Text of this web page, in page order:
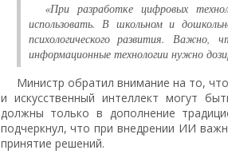
«При разработке цифровых
использовать. В школьном и
психологического развития.
информационные технологии нужно
Министр обратил внимание на то,
и искусственный интеллект могут
должны только в дополнение
подчеркнул, что при внедрении ИИ
принятие решений.